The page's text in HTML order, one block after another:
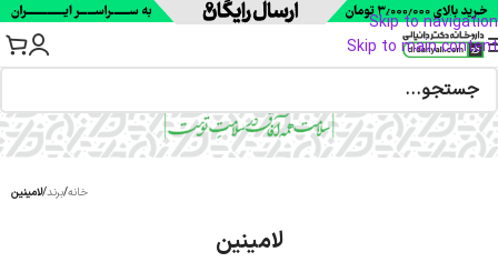
Skip to navigation
Skip to main content
لامینین
خانه/برند/لامینین